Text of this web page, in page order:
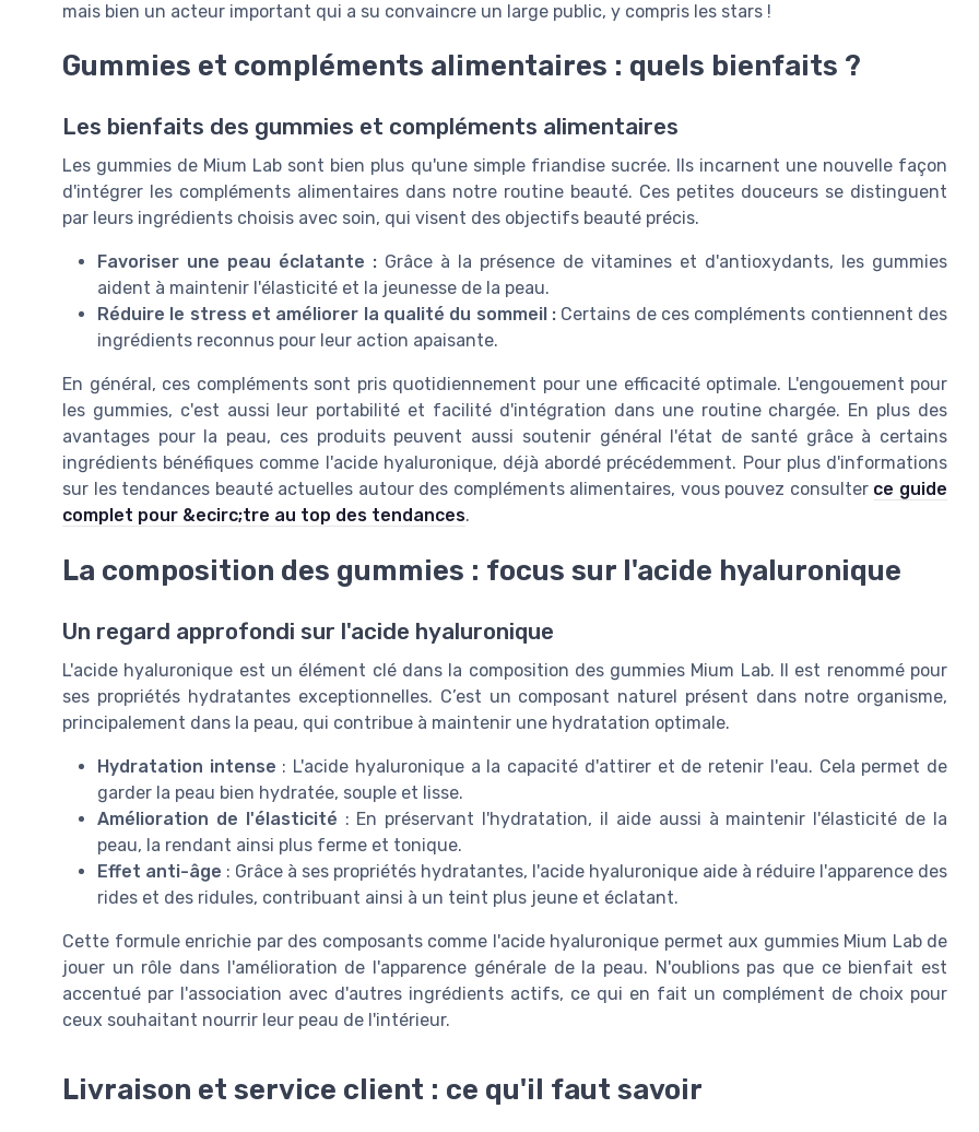
mais bien un acteur important qui a su convaincre un large public, y compris les stars !
Gummies et compléments alimentaires : quels bienfaits ?
Les bienfaits des gummies et compléments alimentaires
Les gummies de Mium Lab sont bien plus qu'une simple friandise sucrée. Ils incarnent une nouvelle façon
d'intégrer les compléments alimentaires dans notre routine beauté. Ces petites douceurs se distinguent
par leurs ingrédients choisis avec soin, qui visent des objectifs beauté précis.
Favoriser une peau éclatante : Grâce à la présence de vitamines et d'antioxydants, les gummies
aident à maintenir l'élasticité et la jeunesse de la peau.
Réduire le stress et améliorer la qualité du sommeil : Certains de ces compléments contiennent des
ingrédients reconnus pour leur action apaisante.
En général, ces compléments sont pris quotidiennement pour une efficacité optimale. L'engouement pour
les gummies, c'est aussi leur portabilité et facilité d'intégration dans une routine chargée. En plus des
avantages pour la peau, ces produits peuvent aussi soutenir général l'état de santé grâce à certains
ingrédients bénéfiques comme l'acide hyaluronique, déjà abordé précédemment. Pour plus d'informations
sur les tendances beauté actuelles autour des compléments alimentaires, vous pouvez consulter ce guide
complet pour &ecirc;tre au top des tendances.
La composition des gummies : focus sur l'acide hyaluronique
Un regard approfondi sur l'acide hyaluronique
L'acide hyaluronique est un élément clé dans la composition des gummies Mium Lab. Il est renommé pour
ses propriétés hydratantes exceptionnelles. C’est un composant naturel présent dans notre organisme,
principalement dans la peau, qui contribue à maintenir une hydratation optimale.
Hydratation intense : L'acide hyaluronique a la capacité d'attirer et de retenir l'eau. Cela permet de
garder la peau bien hydratée, souple et lisse.
Amélioration de l'élasticité : En préservant l'hydratation, il aide aussi à maintenir l'élasticité de la
peau, la rendant ainsi plus ferme et tonique.
Effet anti-âge : Grâce à ses propriétés hydratantes, l'acide hyaluronique aide à réduire l'apparence des
rides et des ridules, contribuant ainsi à un teint plus jeune et éclatant.
Cette formule enrichie par des composants comme l'acide hyaluronique permet aux gummies Mium Lab de
jouer un rôle dans l'amélioration de l'apparence générale de la peau. N'oublions pas que ce bienfait est
accentué par l'association avec d'autres ingrédients actifs, ce qui en fait un complément de choix pour
ceux souhaitant nourrir leur peau de l'intérieur.
Livraison et service client : ce qu'il faut savoir